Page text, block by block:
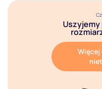
Więcej